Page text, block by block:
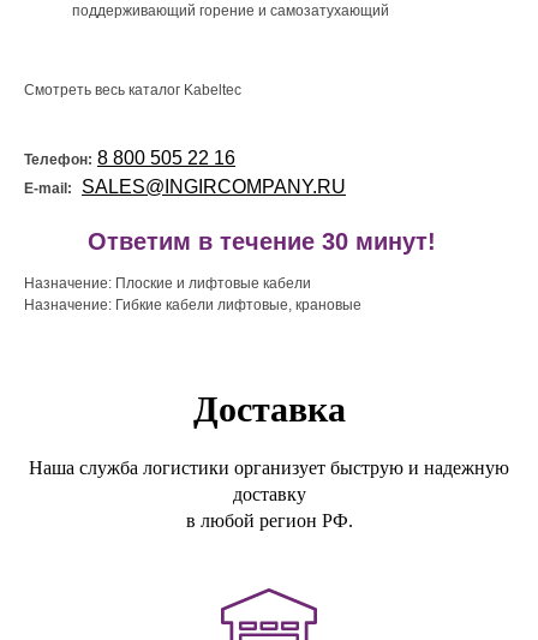
поддерживающий горение и самозатухающий
Смотреть весь каталог Kabeltec
Телефон: 8 800 505 22 16
E-mail: SALES@INGIRCOMPANY.RU
Ответим в течение 30 минут!
Назначение: Плоские и лифтовые кабели
Назначение: Гибкие кабели лифтовые, крановые
Доставка
Наша служба логистики организует быструю и надежную
доставку
в любой регион РФ.